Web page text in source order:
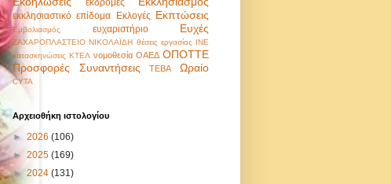
εκδρομές
εκκλησιαστικό επίδομα Εκλογές Εκπτώσεις
Εμβολιασμός ευχαριστήριο Ευχές
ΖΑΧΑΡΟΠΛΑΣΤΕΙΟ ΝΙΚΟΛΑΪΔΗ θέσεις εργασίας ΙΝΕ
κατασκηνώσεις ΚΤΕΛ νομοθεσία ΟΑΕΔ ΟΠΟΤΤΕ
Προσφορές
Συναντήσεις ΤΕΒΑ Ωραίο
CYTA
Αρχειοθήκη ιστολογίου
► 2026 (106)
► 2025 (169)
► 2024 (131)